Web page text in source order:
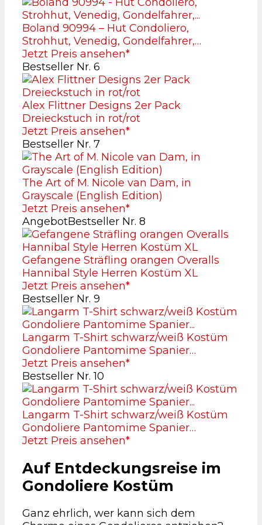
Boland 90994 – Hut Condoliero,
Strohhut, Venedig, Gondelfahrer,…
Jetzt Preis ansehen*
Bestseller Nr. 6
Alex Flittner Designs 2er Pack
Dreieckstuch in rot/rot
Jetzt Preis ansehen*
Bestseller Nr. 7
The Art of M. Nicole van Dam, in
Grayscale (English Edition)
Jetzt Preis ansehen*
AngebotBestseller Nr. 8
Gefangene Sträfling orangen Overalls
Hannibal Style Herren Kostüm XL
Jetzt Preis ansehen*
Bestseller Nr. 9
Langarm T-Shirt schwarz/weiß Kostüm
Gondoliere Pantomime Spanier…
Jetzt Preis ansehen*
Bestseller Nr. 10
Langarm T-Shirt schwarz/weiß Kostüm
Gondoliere Pantomime Spanier…
Jetzt Preis ansehen*
Auf Entdeckungsreise im
Gondoliere Kostüm
Ganz ehrlich, wer kann sich dem